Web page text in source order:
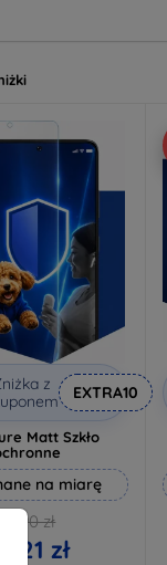
z
EXTRA10
Matt Szkło
na miarę
46,90 zł
42,21 zł